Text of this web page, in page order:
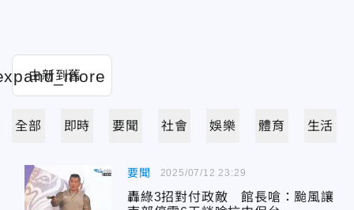
全部 即時 要聞 社會 娛樂 體育 生活
要聞
轟綠3招對付政敵 館長嗆：颱風讓
2025/07/12 23:29